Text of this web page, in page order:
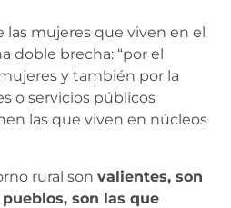
mujeres que viven en el
doble brecha: “por el
y también por la
o servicios públicos
las que viven en núcleos
rural son valientes, son
son las que